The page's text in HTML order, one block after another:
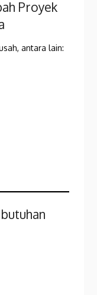
Proyek
antara lain: